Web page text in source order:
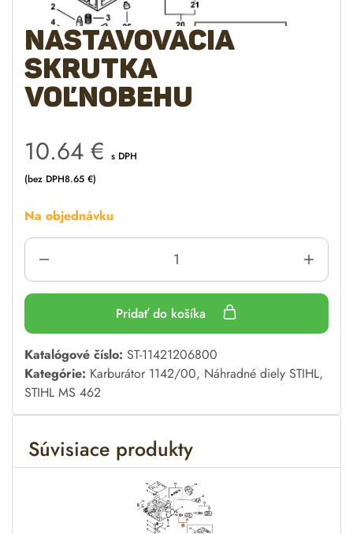
Nastavovacia
skrutka
voľnobehu
10.64 € s DPH
(bez DPH8.65 €)
Na objednávku
Pridať do košíka
A
l
t
e
n
a
Katalógové číslo: ST-11421206800
Kategórie: Karburátor 1142/00, Náhradné diely STIHL,
STIHL MS 462
Súvisiace produkty